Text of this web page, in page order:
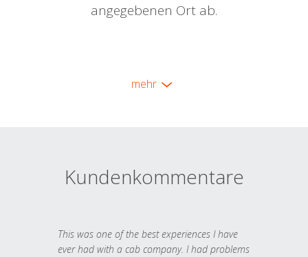
angegebenen Ort ab.
mehr
Kundenkommentare
This was one of the best experiences I have
ever had with a cab company. I had problems